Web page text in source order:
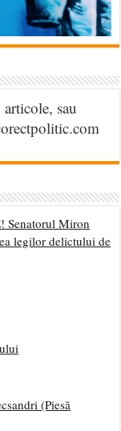
sau
Senatorul Miron
legilor delictului de
(Piesă